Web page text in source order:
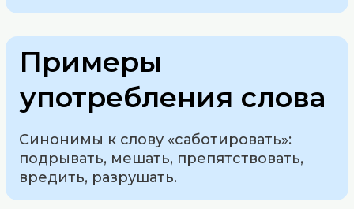
Примеры
употребления слова
Синонимы к слову «саботировать»:
подрывать, мешать, препятствовать,
вредить, разрушать.